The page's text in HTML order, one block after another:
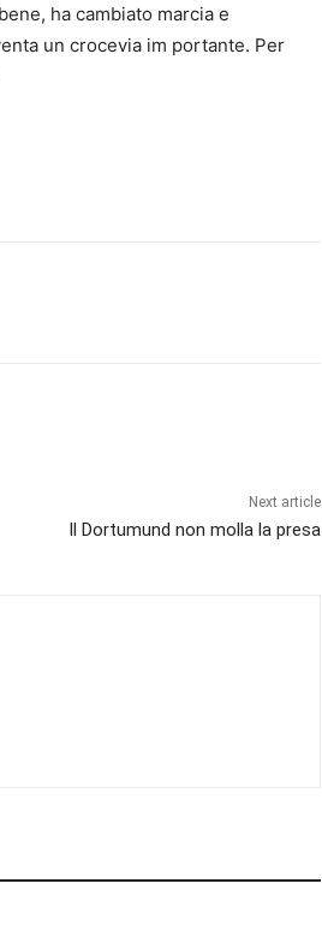
ha cambiato marcia e
un crocevia im portante. Per
Next article
Il Dortumund non molla la presa